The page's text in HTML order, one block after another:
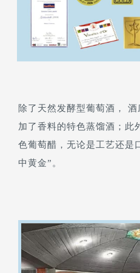
除了天然发酵型葡萄酒，
加了香料的特色蒸馏酒；此
色葡萄醋，无论是工艺还是
中黄金”。